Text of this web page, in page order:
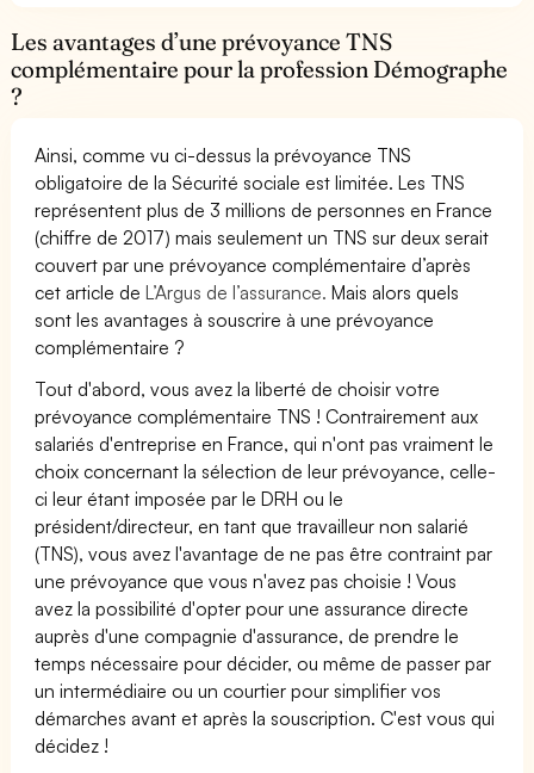
Les avantages d’une prévoyance TNS
complémentaire pour la profession Démographe
?
Ainsi, comme vu ci-dessus la prévoyance TNS
obligatoire de la Sécurité sociale est limitée. Les TNS
représentent plus de 3 millions de personnes en France
(chiffre de 2017) mais seulement un TNS sur deux serait
couvert par une prévoyance complémentaire d’après
cet article deL’Argus de l’assurance. Mais alors quels
sont les avantages à souscrire à une prévoyance
complémentaire ?
Tout d'abord, vous avez la liberté de choisir votre
prévoyance complémentaire TNS ! Contrairement aux
salariés d'entreprise en France, qui n'ont pas vraiment le
choix concernant la sélection de leur prévoyance, celle-
ci leur étant imposée par le DRH ou le
président/directeur, en tant que travailleur non salarié
(TNS), vous avez l'avantage de ne pas être contraint par
une prévoyance que vous n'avez pas choisie ! Vous
avez la possibilité d'opter pour une assurance directe
auprès d'une compagnie d'assurance, de prendre le
temps nécessaire pour décider, ou même de passer par
un intermédiaire ou un courtier pour simplifier vos
démarches avant et après la souscription. C'est vous qui
décidez !